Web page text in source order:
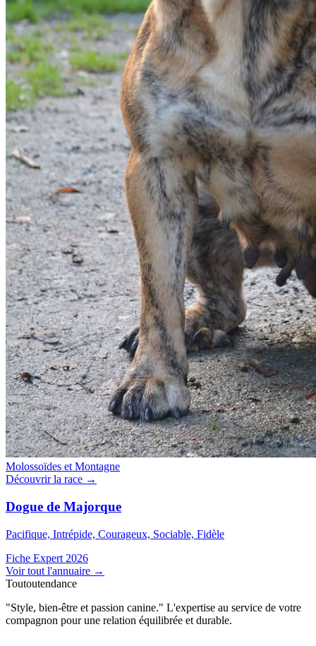
Molossoïdes et Montagne
Découvrir la race →
Dogue de Majorque
Pacifique, Intrépide, Courageux, Sociable, Fidèle
Fiche Expert 2026
Voir tout l'annuaire →
Toutoutendance
"Style, bien-être et passion canine." L'expertise au service de votre
compagnon pour une relation équilibrée et durable.